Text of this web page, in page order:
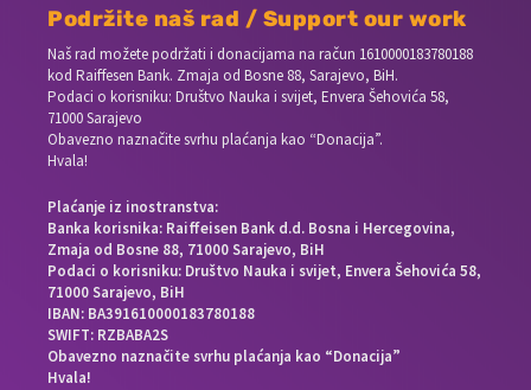
Podržite naš rad / Support our work
Naš rad možete podržati i donacijama na račun 1610000183780188
kod Raiffesen Bank. Zmaja od Bosne 88, Sarajevo, BiH.
Podaci o korisniku: Društvo Nauka i svijet, Envera Šehovića 58,
71000 Sarajevo
Obavezno naznačite svrhu plaćanja kao “Donacija”.
Hvala!
Plaćanje iz inostranstva:
Banka korisnika: Raiffeisen Bank d.d. Bosna i Hercegovina,
Zmaja od Bosne 88, 71000 Sarajevo, BiH
Podaci o korisniku: Društvo Nauka i svijet, Envera Šehovića 58,
71000 Sarajevo, BiH
IBAN: BA391610000183780188
SWIFT: RZBABA2S
Obavezno naznačite svrhu plaćanja kao “Donacija”
Hvala!